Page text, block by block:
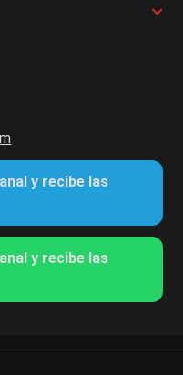
y recibe las
y recibe las